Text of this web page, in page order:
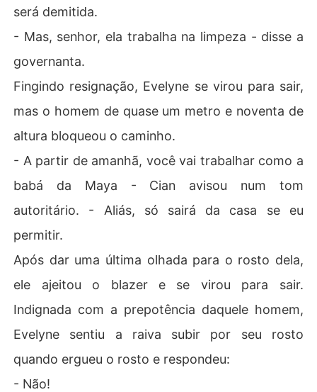
será demitida.
- Mas, senhor, ela trabalha na limpeza - disse a
governanta.
Fingindo resignação, Evelyne se virou para sair,
mas o homem de quase um metro e noventa de
altura bloqueou o caminho.
- A partir de amanhã, você vai trabalhar como a
babá da Maya - Cian avisou num tom
autoritário. - Aliás, só sairá da casa se eu
permitir.
Após dar uma última olhada para o rosto dela,
ele ajeitou o blazer e se virou para sair.
Indignada com a prepotência daquele homem,
Evelyne sentiu a raiva subir por seu rosto
quando ergueu o rosto e respondeu:
- Não!